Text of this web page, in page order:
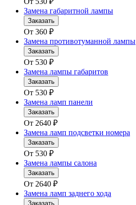
Замена габаритной лампы
Заказать
От 360 ₽
Замена противотуманной лампы
Заказать
От 530 ₽
Замена лампы габаритов
Заказать
От 530 ₽
Замена ламп панели
Заказать
От 2640 ₽
Замена ламп подсветки номера
Заказать
От 530 ₽
Замена лампы салона
Заказать
От 2640 ₽
Замена ламп заднего хода
Заказать